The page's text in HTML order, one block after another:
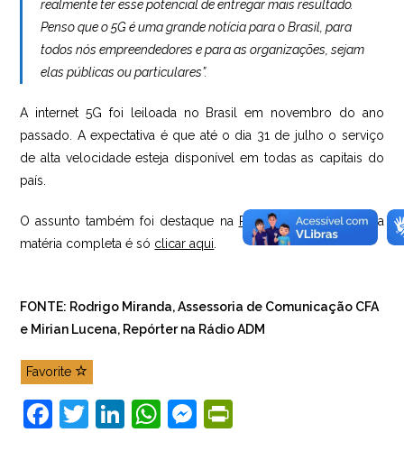
realmente ter esse potencial de entregar mais resultado.
Penso que o 5G é uma grande notícia para o Brasil, para
todos nós empreendedores e para as organizações, sejam
elas públicas ou particulares”.
A internet 5G foi leiloada no Brasil em novembro do ano
passado. A expectativa é que até o dia 31 de julho o serviço
de alta velocidade esteja disponível em todas as capitais do
país.
O assunto também foi destaque na Rádio ADM. Para ouvir a
matéria completa é só clicar aqui.
FONTE: Rodrigo Miranda, Assessoria de Comunicação CFA
e Mirian Lucena, Repórter na Rádio ADM
Favorite
F
T
Li
W M